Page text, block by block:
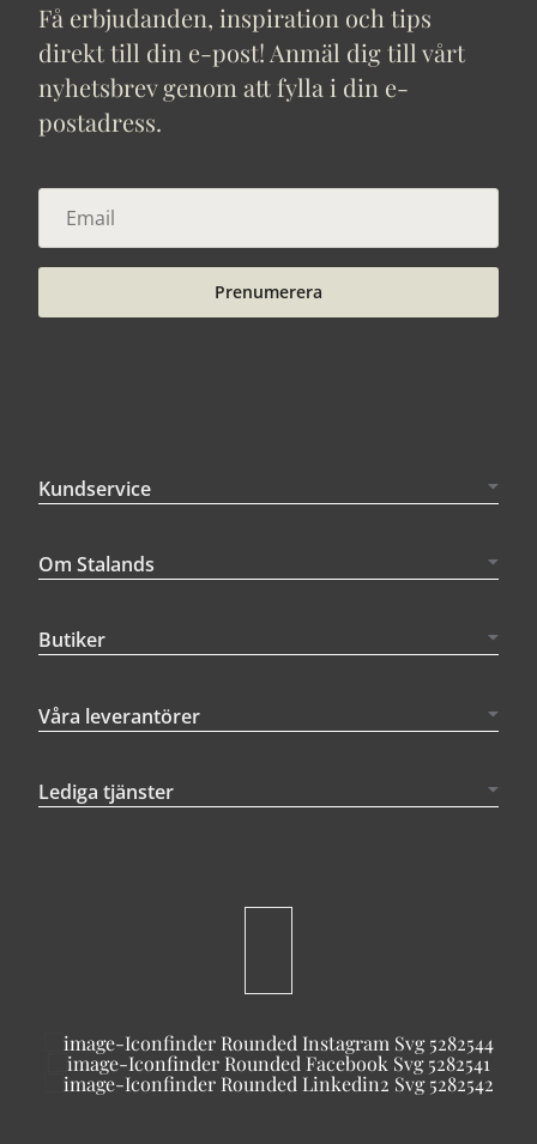
Få erbjudanden, inspiration och tips
direkt till din e-post! Anmäl dig till vårt
nyhetsbrev genom att fylla i din e-
postadress.
Prenumerera
Kundservice
Om Stalands
Butiker
Våra leverantörer
Lediga tjänster